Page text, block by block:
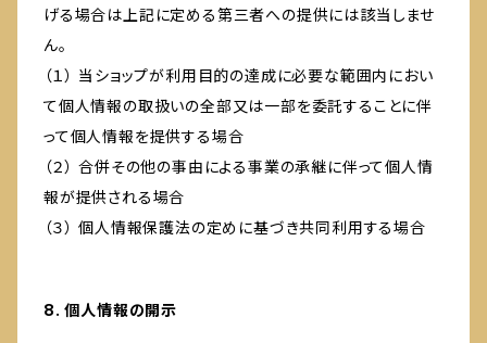
げる場合は上記に定める第三者への提供には該当しませ
ん。
（１） 当ショップが利用目的の達成に必要な範囲内におい
て個人情報の取扱いの全部又は一部を委託することに伴
って個人情報を提供する場合
（２） 合併その他の事由による事業の承継に伴って個人情
報が提供される場合
（３） 個人情報保護法の定めに基づき共同利用する場合
8. 個人情報の開示